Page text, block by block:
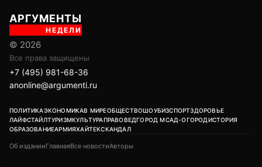
АРГУМЕНТЫ
НЕДЕЛИ
© 2026
Все права защищены
+7 (495) 981-68-36
anonline@argumenti.ru
ПОЛИТИКАЭКОНОМИКАВ МИРЕОБЩЕСТВОШОУБИЗСПОРТЗДОРОВЬЕ
ЛАЙФСТАЙЛТУРИЗМКУЛЬТУРАПРАВОВЕДГОРОД МСАД-ОГОРОДИСТОРИЯ
ОБРАЗОВАНИЕАРМИЯХАЙТЕКСКАНДАЛ
Об изданииГлавнаяВсе новостиАвторы